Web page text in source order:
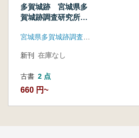
多賀城跡 宮城県多
賀城跡調査研究所年
宮城県多賀城跡調査研究所
新刊 在庫なし
古書 2 点
660 円~